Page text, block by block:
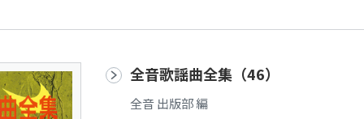
全音歌謡曲全集（46）
全音 出版部 編